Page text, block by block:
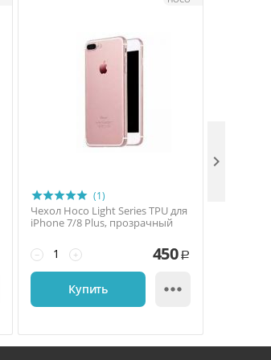
(1)
Чехол Hoco Light Series TPU для
iPhone 7/8 Plus, прозрачный
+
− 450 Р
Купить 
